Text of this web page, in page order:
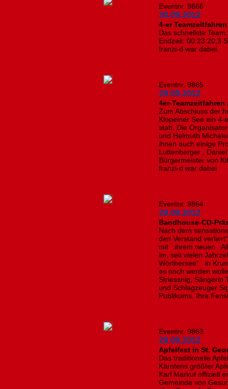
Eventnr. 9866
30.09.2012
4-er
Das schnellste
Endzeit: 00:23:20,3
franzi-d war dabei.
Eventnr. 9865
29.09.2012
4er-
Zum Abschluss der
Klopeiner See ein 4-
statt. Die
und Helmuth
ihnen auch einige
Luttenberger ,
Bürgermeister von
franzi-d war dabei
Eventnr. 9864
29.09.2012
Bandhouse-CD-
Nach dem
den Verstand
mit ihrem neuen
im, seit vielen
Wörthersee“ in
es noch werden
Striessnig, Sängerin
und Schlagzeuger
Publikums. Ihre
Eventnr. 9863
29.09.2012
Apfelfest in St.
Das traditionelle
Kärntens größter
Karl Markut offiziell
Gemeinde von